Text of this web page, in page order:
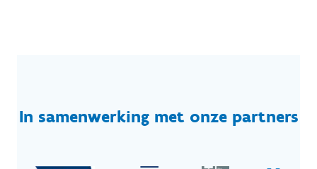
In samenwerking met onze partners